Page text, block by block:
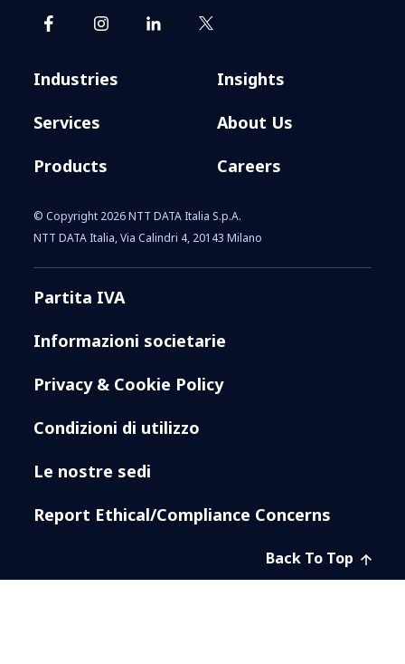
Industries
Services
Products
Insights
About Us
Careers
© Copyright 2026 NTT DATA Italia S.p.A.
NTT DATA Italia, Via Calindri 4, 20143 Milano
Partita IVA
Informazioni societarie
Privacy & Cookie Policy
Condizioni di utilizzo
Le nostre sedi
Report Ethical/Compliance Concerns
Back To Top